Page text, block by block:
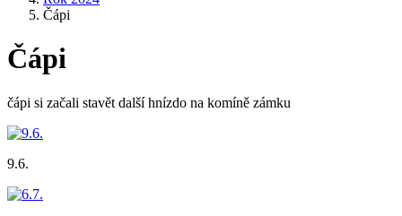
Čápi
Čápi
čápi si začali stavět další hnízdo na komíně zámku
9.6.